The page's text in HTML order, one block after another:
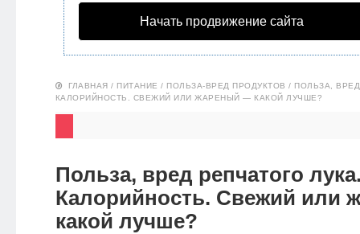
БЛОГ
Начать продвижение сайта
ГЛАВНАЯ / ПИТАНИЕ / ПОЛЬЗА-ВРЕД ПРОДУКТОВ / ПОЛЬЗА,
КАЛОРИЙНОСТЬ. СВЕЖИЙ ИЛИ ЖАРЕНЫЙ — КАКОЙ ЛУЧШЕ?
Польза, вред репчатого
Калорийность. Свежий или
какой лучше?